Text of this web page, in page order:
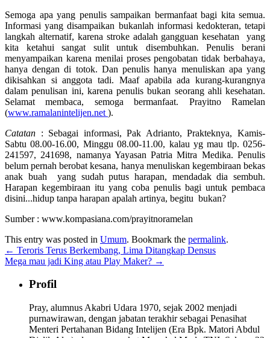
Semoga apa yang penulis sampaikan bermanfaat bagi kita semua.
Informasi yang disampaikan bukanlah informasi kedokteran, tetapi
langkah alternatif, karena stroke adalah gangguan kesehatan yang
kita ketahui sangat sulit untuk disembuhkan. Penulis berani
menyampaikan karena menilai proses pengobatan tidak berbahaya,
hanya dengan di totok. Dan penulis hanya menuliskan apa yang
dikisahkan si anggota tadi. Maaf apabila ada kurang-kurangnya
dalam penulisan ini, karena penulis bukan seorang ahli kesehatan.
Selamat membaca, semoga bermanfaat. Prayitno Ramelan
(www.ramalanintelijen.net ).
Catatan : Sebagai informasi, Pak Adrianto, Prakteknya, Kamis-
Sabtu 08.00-16.00, Minggu 08.00-11.00, kalau yg mau tlp. 0256-
241597, 241698, namanya Yayasan Patria Mitra Medika. Penulis
belum pernah berobat kesana, hanya menuliskan kegembiraan bekas
anak buah yang sudah putus harapan, mendadak dia sembuh.
Harapan kegembiraan itu yang coba penulis bagi untuk pembaca
disini...hidup tanpa harapan apalah artinya, begitu bukan?
Sumber : www.kompasiana.com/prayitnoramelan
This entry was posted in Umum. Bookmark the permalink.
← Teroris Terus Berkembang, Lima Ditangkap Densus
Mega mau jadi King atau Play Maker? →
Profil
Pray, alumnus Akabri Udara 1970, sejak 2002 menjadi
purnawirawan, dengan jabatan terakhir sebagai Penasihat
Menteri Pertahanan Bidang Intelijen (Era Bpk. Matori Abdul